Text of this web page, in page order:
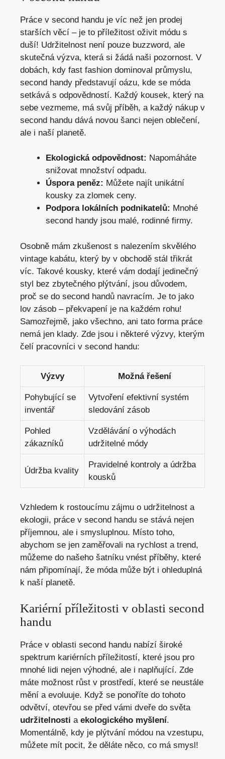
Práce v second handu je víc než jen prodej
starších věcí – je to příležitost oživit módu s
duší! Udržitelnost není pouze buzzword, ale
skutečná výzva, která si žádá naši pozornost. V
dobách, kdy fast fashion dominoval průmyslu,
second handy představují oázu, kde se móda
setkává s odpovědností. Každý kousek, který na
sebe vezmeme, má svůj příběh, a každý nákup v
second handu dává novou šanci nejen oblečení,
ale i naší planetě.
Ekologická odpovědnost: Napomáháte
snižovat množství odpadu.
Úspora peněz: Můžete najít unikátní
kousky za zlomek ceny.
Podpora lokálních podnikatelů: Mnohé
second handy jsou malé, rodinné firmy.
Osobně mám zkušenost s nalezením skvělého
vintage kabátu, který by v obchodě stál třikrát
víc. Takové kousky, které vám dodají jedinečný
styl bez zbytečného plýtvání, jsou důvodem,
proč se do second handů navracím. Je to jako
lov zásob – překvapení je na každém rohu!
Samozřejmě, jako všechno, ani tato forma práce
nemá jen klady. Zde jsou i některé výzvy, kterým
čelí pracovníci v second handu:
Výzvy Možná řešení
Pohybující se
inventář
Vytvoření efektivní systém
sledování zásob
Pohled
zákazníků
Vzdělávání o výhodách
udržitelné módy
Údržba kvality
Pravidelné kontroly a údržba
kousků
Vzhledem k rostoucímu zájmu o udržitelnost a
ekologii, práce v second handu se stává nejen
příjemnou, ale i smysluplnou. Místo toho,
abychom se jen zaměřovali na rychlost a trend,
můžeme do našeho šatníku vnést příběhy, které
nám připomínají, že móda může být i ohleduplná
k naší planetě.
Kariérní příležitosti v oblasti second
handu
Práce v oblasti second handu nabízí široké
spektrum kariérních příležitostí, které jsou pro
mnohé lidi nejen výhodné, ale i naplňující. Zde
máte možnost růst v prostředí, které se neustále
mění a evoluuje. Když se ponoříte do tohoto
odvětví, otevřou se před vámi dveře do světa
udržitelnosti a ekologického myšlení.
Momentálně, kdy je plýtvání módou na vzestupu,
můžete mít pocit, že děláte něco, co má smysl!